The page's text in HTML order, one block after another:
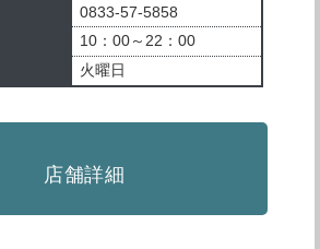
0833-57-5858
10：00～22：00
火曜日
店舗詳細